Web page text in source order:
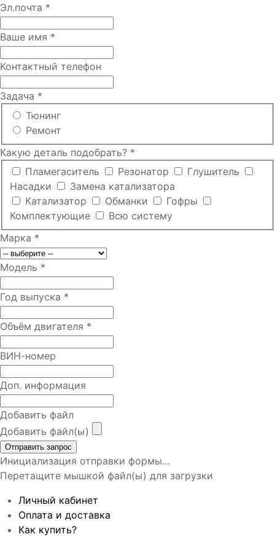
Эл.почта *
Ваше имя *
Контактный телефон
Задача *
Тюнинг
Ремонт
Какую деталь подобрать? *
Пламегаситель
Резонатор
Глушитель
Насадки
Замена катализатора
Катализатор
Обманки
Гофры
Комплектующие
Всю систему
Марка *
Модель *
Год выпуска *
Объём двигателя *
ВИН-номер
Доп. информация
Добавить файл
Добавить файл(ы)
Отправить запрос
Инициализация отправки формы...
Перетащите мышкой файл(ы) для загрузки
Личный кабинет
Оплата и доставка
Как купить?